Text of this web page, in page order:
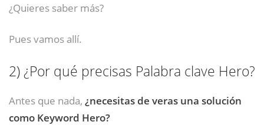
¿Quieres saber más?
Pues vamos allí.
2)¿Por qué precisas Palabra clave Hero?
Antes que nada, ¿necesitas de veras una solución
como Keyword Hero?